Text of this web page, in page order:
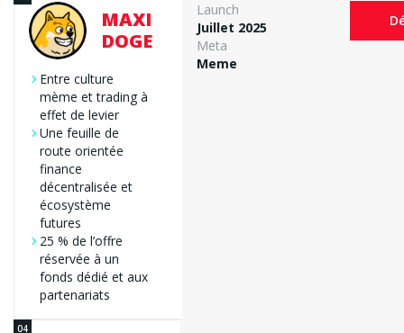
MAXI
DOGE
Entre culture
mème et trading à
effet de levier
Une feuille de
route orientée
finance
décentralisée et
écosystème
futures
25 % de l’offre
réservée à un
fonds dédié et aux
partenariats
Launch
Juillet 2025
Meta
Meme